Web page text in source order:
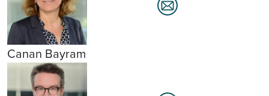
Canan Bayram